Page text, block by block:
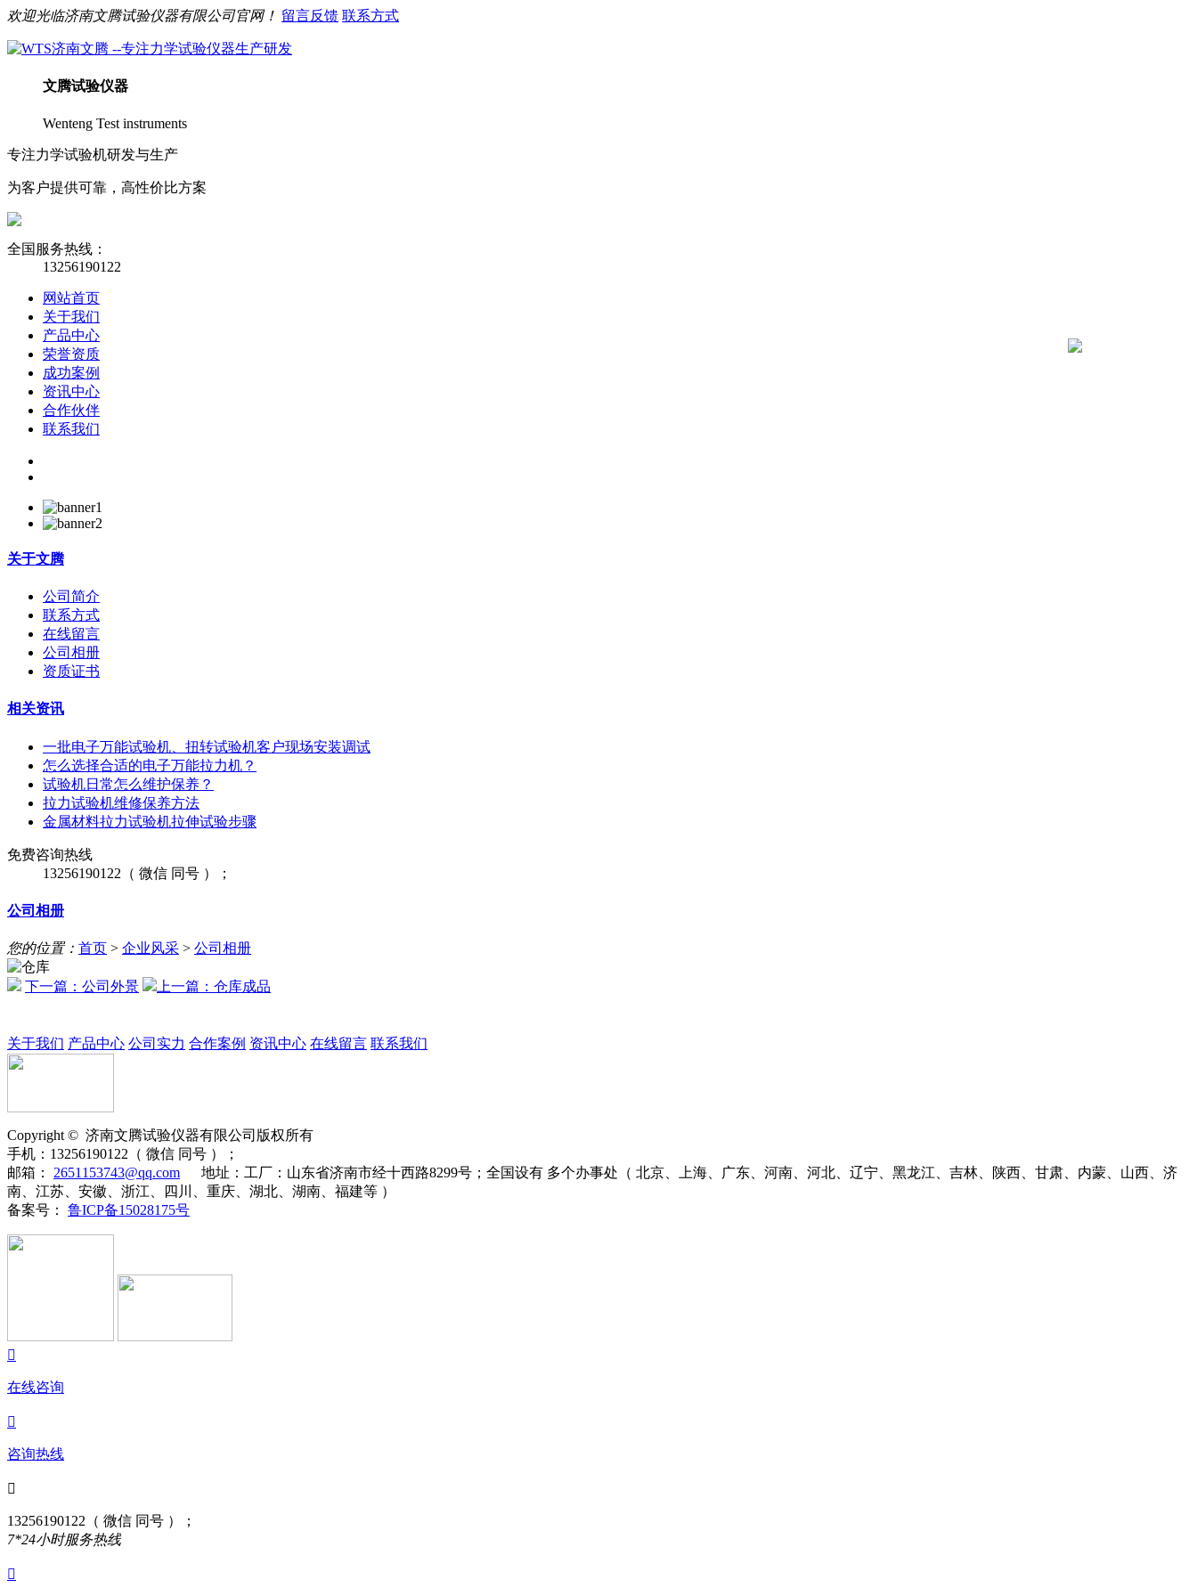
欢迎光临济南文腾试验仪器有限公司官网！ 留言反馈 联系方式
文腾试验仪器
Wenteng Test instruments
专注力学试验机研发与生产
为客户提供可靠，高性价比方案
全国服务热线：
13256190122
网站首页
关于我们
产品中心
荣誉资质
成功案例
资讯中心
合作伙伴
联系我们
关于文腾
公司简介
联系方式
在线留言
公司相册
资质证书
相关资讯
一批电子万能试验机、扭转试验机客户现场安装调试
怎么选择合适的电子万能拉力机？
试验机日常怎么维护保养？
拉力试验机维修保养方法
金属材料拉力试验机拉伸试验步骤
免费咨询热线
13256190122（ 微信 同号 ）；
公司相册
您的位置： 首页 > 企业风采 > 公司相册
下一篇：公司外景 上一篇：仓库成品
关于我们 产品中心 公司实力 合作案例 资讯中心 在线留言 联系我们
Copyright © 济南文腾试验仪器有限公司版权所有
手机： 13256190122（ 微信 同号 ）；
邮箱： 2651153743@qq.com 地址： 工厂：山东省济南市经十西路8299号；全国设有 多个办事处（ 北京、上海、广东、河南、河北、辽宁、黑龙江、吉林、陕西、甘肃、内蒙、山西、济
南、江苏、安徽、浙江、四川、重庆、湖北、湖南、福建等 ）
备案号： 鲁ICP备15028175号

在线咨询

咨询热线

13256190122（ 微信 同号 ）；
7*24小时服务热线
